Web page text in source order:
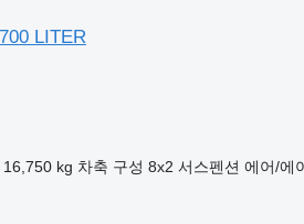
LITER
16,750 kg 차축 구성 8x2 서스펜션 에어/에